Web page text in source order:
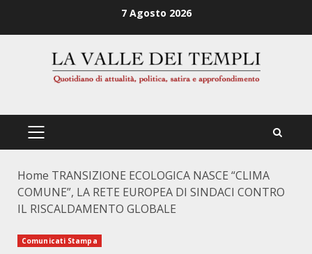
7 Agosto 2026
PRIMÄRES
Home TRANSIZIONE ECOLOGICA NASCE “CLIMA
COMUNE”, LA RETE EUROPEA DI SINDACI CONTRO
IL RISCALDAMENTO GLOBALE
Comunicati Stampa